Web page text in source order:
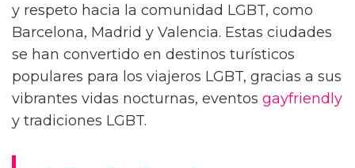
y respeto hacia la comunidad LGBT, como
Barcelona, Madrid y Valencia. Estas ciudades
se han convertido en destinos turísticos
populares para los viajeros LGBT, gracias a sus
vibrantes vidas nocturnas, eventos gayfriendly
y tradiciones LGBT.